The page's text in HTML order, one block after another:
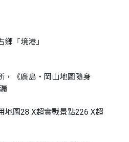
「境港」
，《廣島‧岡山地圖隨身
地圖28 X超實戰景點226 X超